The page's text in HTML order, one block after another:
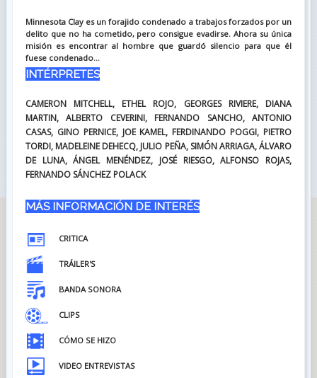
Minnesota Clay es un forajido condenado a trabajos forzados por un
delito que no ha cometido, pero consigue evadirse. Ahora su única
misión es encontrar al hombre que guardó silencio para que él
fuese condenado...
INTÉRPRETES
CAMERON MITCHELL, ETHEL ROJO, GEORGES RIVIERE, DIANA
MARTIN, ALBERTO CEVERINI, FERNANDO SANCHO, ANTONIO
CASAS, GINO PERNICE, JOE KAMEL, FERDINANDO POGGI, PIETRO
TORDI, MADELEINE DEHECQ, JULIO PEÑA, SIMÓN ARRIAGA, ÁLVARO
DE LUNA, ÁNGEL MENÉNDEZ, JOSÉ RIESGO, ALFONSO ROJAS,
FERNANDO SÁNCHEZ POLACK
MÁS INFORMACIÓN DE INTERÉS
CRITICA
TRÁILER'S
BANDA SONORA
CLIPS
CÓMO SE HIZO
VIDEO ENTREVISTAS